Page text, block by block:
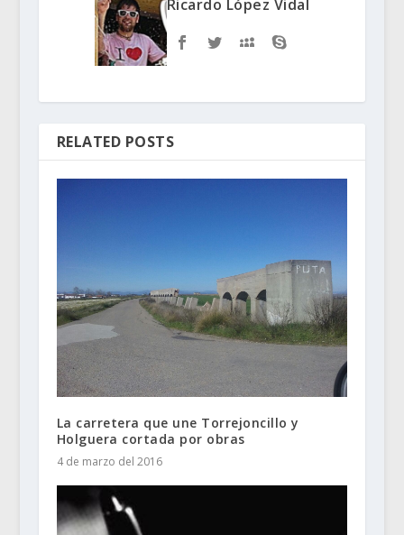
Ricardo López Vidal
RELATED POSTS
La carretera que une Torrejoncillo y
Holguera cortada por obras
4 de marzo del 2016